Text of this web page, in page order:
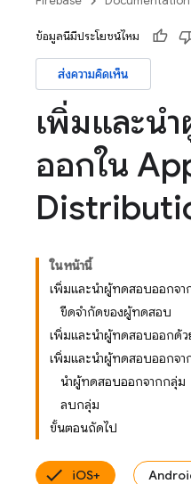
ข้อมูลนี้มีประโยชน์ไหม
ส่งความคิดเห็น
เพิ่มและน
ออกใน
ในหน้านี้
เพิ่มและนำผู้ทดสอบออกจา
ขีดจำกัดของผู้ทดสอบ
เพิ่มและนำผู้ทดสอบออกด้ว
เพิ่มและนำผู้ทดสอบออกจา
นำผู้ทดสอบออกจากกลุ่ม
ลบกลุ่ม
ขั้นตอนถัดไป
iOS+